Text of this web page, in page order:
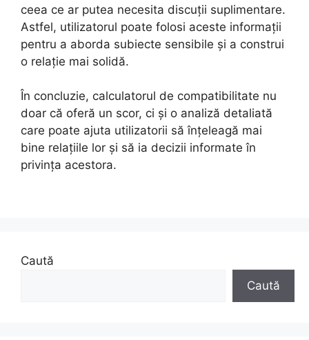
ceea ce ar putea necesita discuții suplimentare.
Astfel, utilizatorul poate folosi aceste informații
pentru a aborda subiecte sensibile și a construi
o relație mai solidă.
În concluzie, calculatorul de compatibilitate nu
doar că oferă un scor, ci și o analiză detaliată
care poate ajuta utilizatorii să înțeleagă mai
bine relațiile lor și să ia decizii informate în
privința acestora.
Caută
Caută